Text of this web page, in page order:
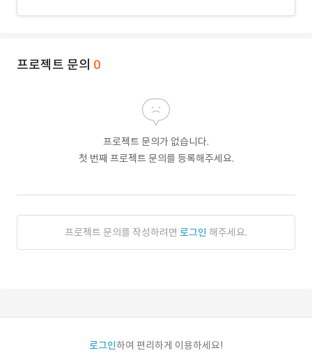
프로젝트 문의 0
프로젝트 문의가 없습니다.
첫 번째 프로젝트 문의를 등록해주세요.
프로젝트 문의를 작성하려면 로그인 해주세요.
로그인하여 편리하게 이용하세요!